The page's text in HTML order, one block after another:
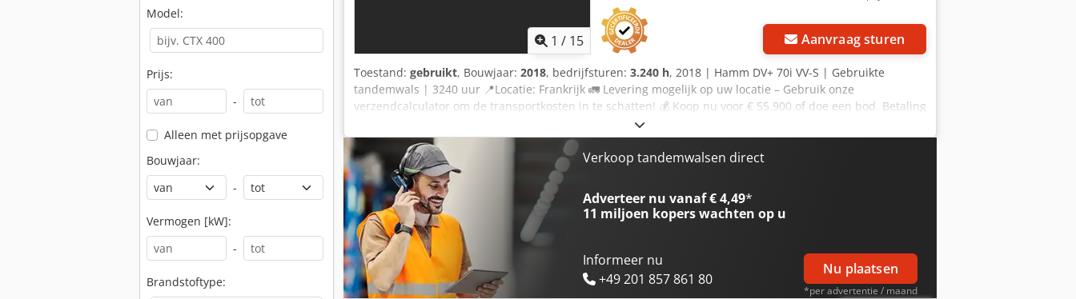
Model:
Prijs:
-
Alleen met prijsopgave
Bouwjaar:
-
Vermogen [kW]:
-
Brandstoftype:
1 / 15 Aanvraag sturen
Toestand: gebruikt, Bouwjaar: 2018, bedrijfsturen: 3.240 h, 2018 | Hamm DV+ 70i VV-S | Gebruikte
tandemwals | 3240 uur 📍Locatie: Frankrijk 🚛 Levering mogelijk op uw locatie – Gebruik onze
verzendcalculator om de transportkosten in te schatten! 💰 Koop nu voor € 55.900 of doe een bod. Betaling
bij levering mogelijk tegen een aantrekkelijke prijs (onder voorbehoud van goedkeuring)* 👷‍♂️
Geïnspecteerd door een onafhankelijke expert 44 inspectiepunten, 44 goedgekeurd ✅, 0 gebreken ℹ️, 0
uitgaven ⚠️ 📌 Opmerking van de inspecteur: Goed functionerende wals, alle functies werken tijdens de
inspectie, geen verdere problemen, de machine is klaar voor gebruik, de urenteller is niet geverifieerd. 📄
Wilt u de volledige inspectie, extra foto's of een video bekijken? Tip: Het referentienummer "40946
Equippo" wordt vaak gebruikt bij het online opzoeken van meer details. Djdpfjzmawasx Ahgjck 💡 Waarom
deze machine en onze service opvallen: ✔ Grondige inspectie door professionals ✔ Levering op de locatie
mogelijk ✔ Geld-terug-garantie ✔ Veilige en flexibele betalingsmogelijkheden 🔄 Overweegt u andere
opties voor machines? Wij bieden nuttige hulpmiddelen en bronnen voor alle machine-eigenaren en -
bedieners – gemakkelijk toegankelijk op ons platform.
Verkoop tandemwalsen direct
Adverteer nu vanaf € 4,49*
11 miljoen koperswachten op u
Informeer nu
+49 201 857 861 80
Nu plaatsen
*per advertentie / maand